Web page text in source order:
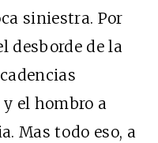
siniestra. Por
desborde de la
el hombro a
Mas todo eso, a